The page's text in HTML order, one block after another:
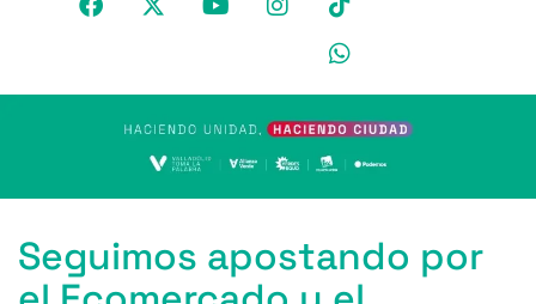
Seguimos apostando por